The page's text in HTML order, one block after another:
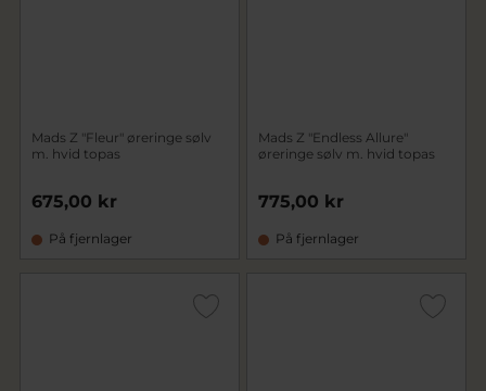
Mads Z "Fleur" øreringe sølv
m. hvid topas
675,00 kr
På fjernlager
Mads Z "Endless Allure"
øreringe sølv m. hvid topas
775,00 kr
På fjernlager